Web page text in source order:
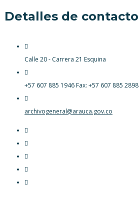
Detalles de contacto
Calle 20 - Carrera 21 Esquina
+57 607 885 1946 Fax: +57 607 885 2898
archivogeneral@arauca.gov.co